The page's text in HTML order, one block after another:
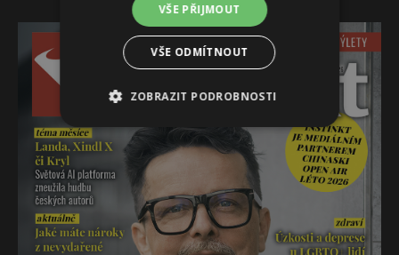
VŠE PŘIJMOUT
VŠE ODMÍTNOUT
ZOBRAZIT PODROBNOSTI